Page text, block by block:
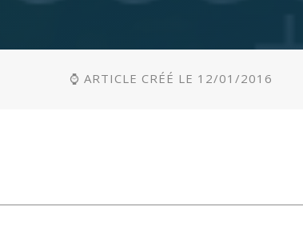
⌚ ARTICLE CRÉÉ LE 12/01/2016